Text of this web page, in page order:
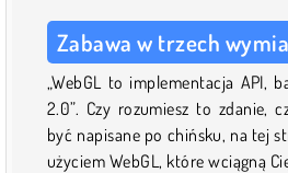
Zabawa w trzech
„WebGL to implementacja API,
2.0”. Czy rozumiesz to zdanie,
być napisane po chińsku, na tej
użyciem WebGL, które wciągną